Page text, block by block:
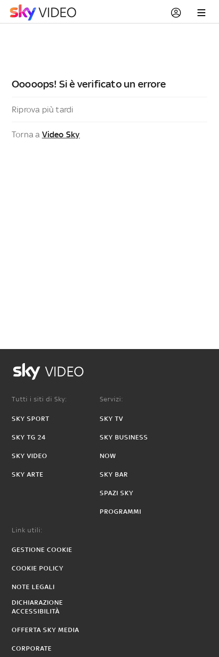
Ooooops! Si è verificato un errore
Riprova più tardi
Torna a Video Sky
VIDEO
Tutti i siti di Sky:
SKY SPORT
SKY TG 24
SKY VIDEO
SKY ARTE
Servizi:
SKY TV
SKY BUSINESS
NOW
SKY BAR
SPAZI SKY
PROGRAMMI
Link utili:
GESTIONE COOKIE
COOKIE POLICY
NOTE LEGALI
DICHIARAZIONE
ACCESSIBILITÀ
OFFERTA SKY MEDIA
CORPORATE